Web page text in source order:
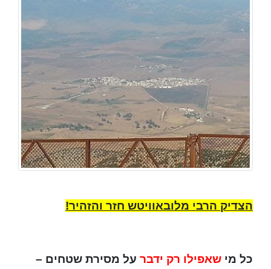
הצדיק הרבי מלובאוויטש חזר והזהיר!
כל מי שאפילו רק ידבר על מסירת שטחים –